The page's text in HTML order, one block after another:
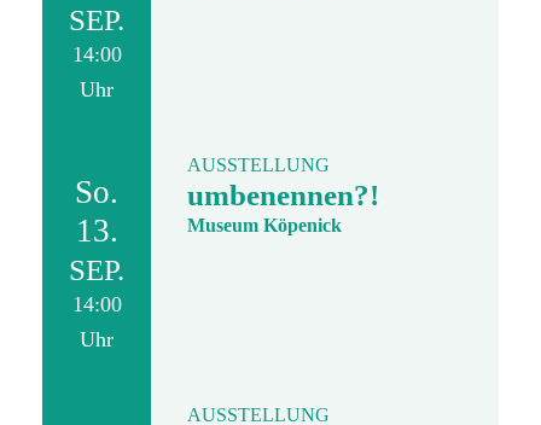
SEP.
14:00
Uhr
So.
13.
SEP.
14:00
Uhr
AUSSTELLUNG
umbenennen?!
Museum Köpenick
AUSSTELLUNG